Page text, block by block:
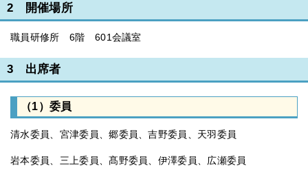
2 開催場所
職員研修所 6階 601会議室
3 出席者
（1）委員
清水委員、宮津委員、郷委員、吉野委員、天羽委員
岩本委員、三上委員、髙野委員、伊澤委員、広瀬委員